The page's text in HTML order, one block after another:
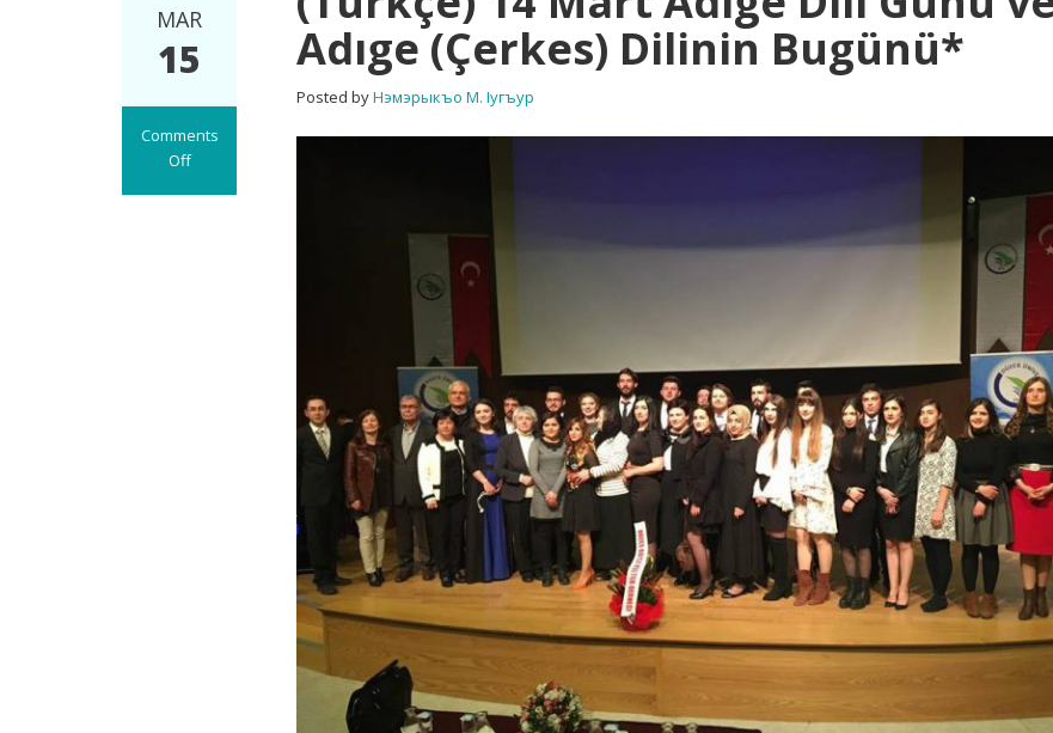
MAR
15
Comments
Off
Adıge (Çerkes) Dilinin Bugünü*
Posted byНэмэрыкъо М. Iугъур